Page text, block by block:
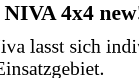
4x4
lasst sich